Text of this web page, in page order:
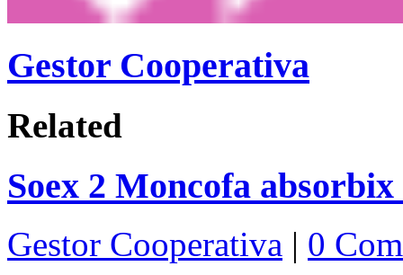
Gestor Cooperativa
Related
Soex 2 Moncofa
Gestor Cooperativa | 0